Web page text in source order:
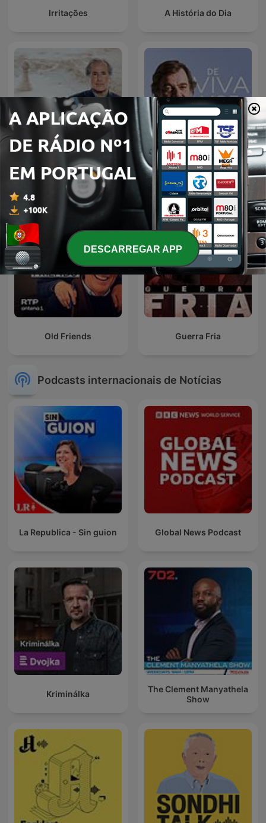
Irritações A História do Dia
Leste/Oeste de Nuno
Rogeiro
Miguel Sousa Tavares de
Viva Voz
Old Friends Guerra Fria
Podcasts internacionais de Notícias
La Republica - Sin guion Global News Podcast
Kriminálka
The Clement Manyathela
Show
DESCARREGAR APP